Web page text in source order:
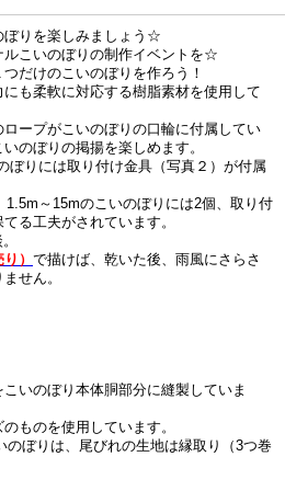
ぼりを楽しみましょう☆
ルこいのぼりの制作イベントを☆
だけのこいのぼりを作ろう！
も柔軟に対応する樹脂素材を使用して
ープがこいのぼりの口輪に付属してい
のぼりの掲揚を楽しめます。
ぼりには取り付け金具（写真２）が付属
～15mのこいのぼりには2個、取り付
る工夫がされています。
） で描けば、乾いた後、雨風にさらさ
せん。
こいのぼり本体胴部分に縫製していま
ものを使用しています。
のぼりは、尾びれの生地は縁取り（3つ巻